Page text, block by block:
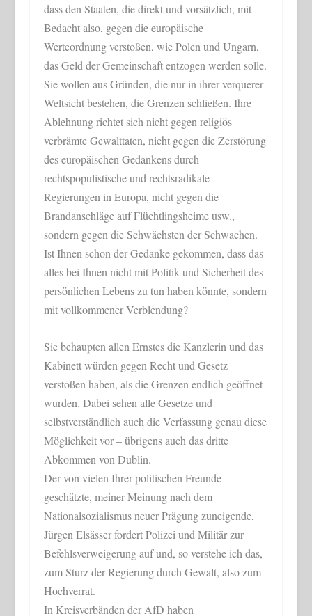
dass den Staaten, die direkt und vorsätzlich, mit
Bedacht also, gegen die europäische
Werteordnung verstoßen, wie Polen und Ungarn,
das Geld der Gemeinschaft entzogen werden solle.
Sie wollen aus Gründen, die nur in ihrer verquerer
Weltsicht bestehen, die Grenzen schließen. Ihre
Ablehnung richtet sich nicht gegen religiös
verbrämte Gewalttaten, nicht gegen die Zerstörung
des europäischen Gedankens durch
rechtspopulistische und rechtsradikale
Regierungen in Europa, nicht gegen die
Brandanschläge auf Flüchtlingsheime usw.,
sondern gegen die Schwächsten der Schwachen.
Ist Ihnen schon der Gedanke gekommen, dass das
alles bei Ihnen nicht mit Politik und Sicherheit des
persönlichen Lebens zu tun haben könnte, sondern
mit vollkommener Verblendung?
Sie behaupten allen Ernstes die Kanzlerin und das
Kabinett würden gegen Recht und Gesetz
verstoßen haben, als die Grenzen endlich geöffnet
wurden. Dabei sehen alle Gesetze und
selbstverständlich auch die Verfassung genau diese
Möglichkeit vor – übrigens auch das dritte
Abkommen von Dublin.
Der von vielen Ihrer politischen Freunde
geschätzte, meiner Meinung nach dem
Nationalsozialismus neuer Prägung zuneigende,
Jürgen Elsässer fordert Polizei und Militär zur
Befehlsverweigerung auf und, so verstehe ich das,
zum Sturz der Regierung durch Gewalt, also zum
Hochverrat.
In Kreisverbänden der AfD haben